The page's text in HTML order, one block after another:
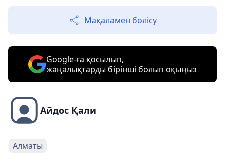
Мақаламен бөлісу
Google-ға қосылып,
жаңалықтарды бірінші болып оқыңыз
Айдос Қали
Алматы